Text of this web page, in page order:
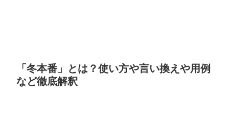
「冬本番」とは？使い方や言い換えや用例
など徹底解釈